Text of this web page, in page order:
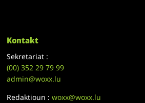
Kontakt
Sekretariat :
(00)352 29 79 99
admin@woxx.lu
Redaktioun :woxx@woxx.lu